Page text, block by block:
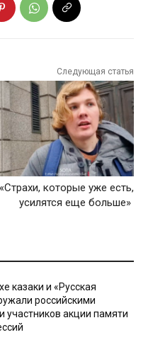
Следующая статья
«Страхи, которые уже есть,
усилятся еще больше»
казаки и «Русская
российскими
участников акции памяти